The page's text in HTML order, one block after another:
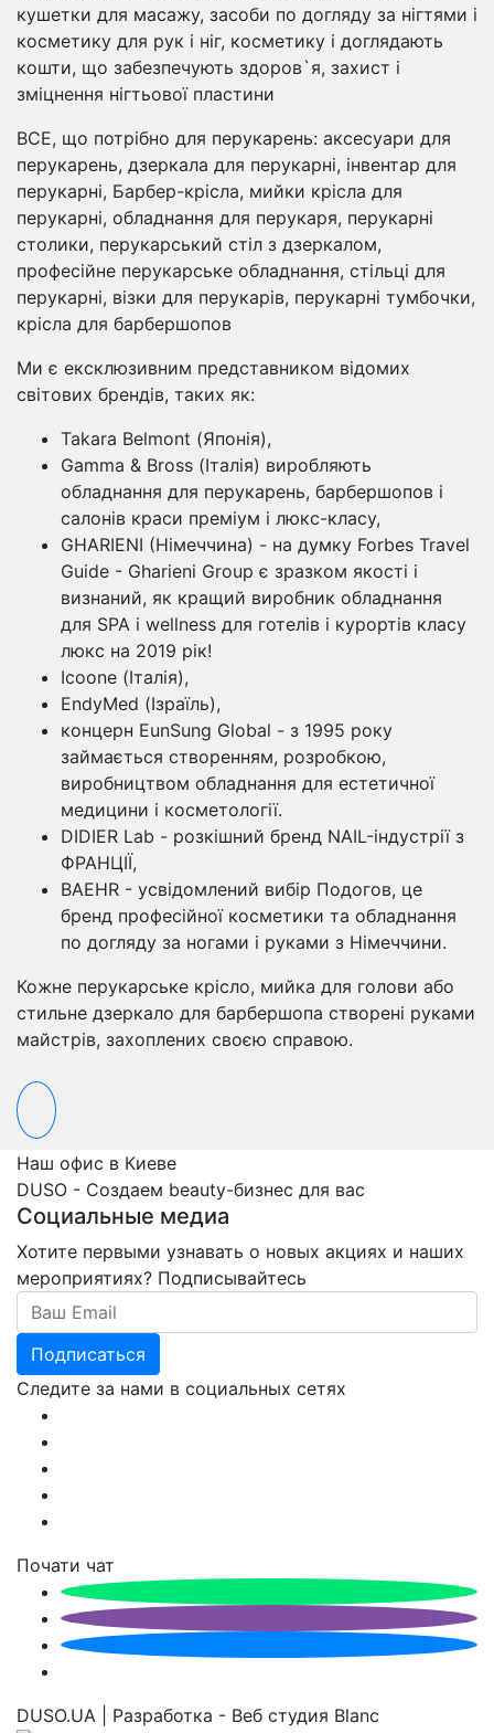
кушетки для масажу, засоби по догляду за нігтями і
косметику для рук і ніг, косметику і доглядають
кошти, що забезпечують здоров`я, захист і
зміцнення нігтьової пластини
ВСЕ, що потрібно для перукарень: аксесуари для
перукарень, дзеркала для перукарні, інвентар для
перукарні, Барбер-крісла, мийки крісла для
перукарні, обладнання для перукаря, перукарні
столики, перукарський стіл з дзеркалом,
професійне перукарське обладнання, стільці для
перукарні, візки для перукарів, перукарні тумбочки,
крісла для барбершопов
Ми є ексклюзивним представником відомих
світових брендів, таких як:
Takara Belmont (Японія),
Gamma & Bross (Італія) виробляють
обладнання для перукарень, барбершопов і
салонів краси преміум і люкс-класу,
GHARIENI (Німеччина) - на думку Forbes Travel
Guide - Gharieni Group є зразком якості і
визнаний, як кращий виробник обладнання
для SPA і wellness для готелів і курортів класу
люкс на 2019 рік!
Icoone (Італія),
EndyMed (Ізраїль),
концерн EunSung Global - з 1995 року
займається створенням, розробкою,
виробництвом обладнання для естетичної
медицини і косметології.
DIDIER Lab - розкішний бренд NAIL-індустрії з
ФРАНЦІЇ,
BAEHR - усвідомлений вибір Подогов, це
бренд професійної косметики та обладнання
по догляду за ногами і руками з Німеччини.
Кожне перукарське крісло, мийка для голови або
стильне дзеркало для барбершопа створені руками
майстрів, захоплених своєю справою.
Наш офис в Киеве
DUSO - Создаем beauty-бизнес для вас
Социальные медиа
Хотите первыми узнавать о новых акциях и наших
мероприятиях? Подписывайтесь
Email
Подписаться
Следите за нами в социальных сетях
Почати чат
DUSO.UA | Разработка - Веб студия Blanc